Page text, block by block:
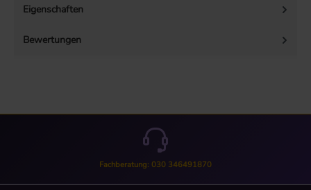
Eigenschaften
Bewertungen
Fachberatung: 030 346491870